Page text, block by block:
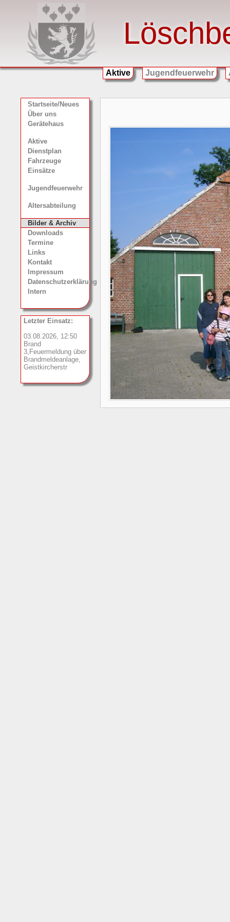
Aktive Jugendfeuerwehr
Startseite/Neues
Über uns
Gerätehaus
Aktive
Dienstplan
Fahrzeuge
Einsätze
Jugendfeuerwehr
Altersabteilung
Bilder & Archiv
Downloads
Termine
Links
Kontakt
Impressum
Datenschutzerklärung
Intern
Letzter Einsatz:
03.08.2026, 12:50
Brand
3,Feuermeldung über
Brandmeldeanlage,
Geistkircherstr